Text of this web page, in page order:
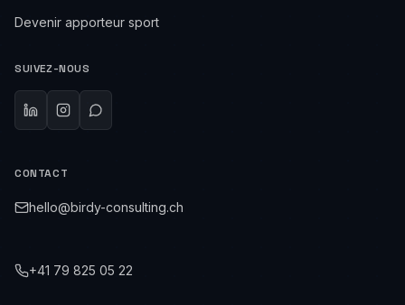
Devenir apporteur sport
SUIVEZ-NOUS
CONTACT
hello@birdy-consulting.ch
+41 79 825 05 22